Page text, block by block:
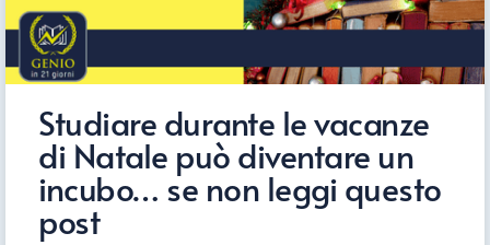
Studiare durante le vacanze
di Natale può diventare un
incubo… se non leggi questo
post